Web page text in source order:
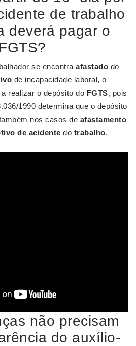
de trabalho
deverá pagar o
FGTS?
se encontra afastado do
de incapacidade laboral, o
realizar o depósito do FGTS, pois
1990 determina que o depósito
nos casos de afastamento
de acidente do trabalho.
não precisam
do auxílio-